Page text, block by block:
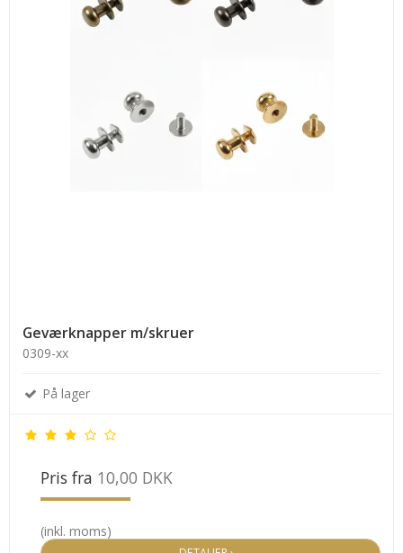
Geværknapper m/skruer
0309-xx
På lager
Pris fra 10,00 DKK
(inkl. moms)